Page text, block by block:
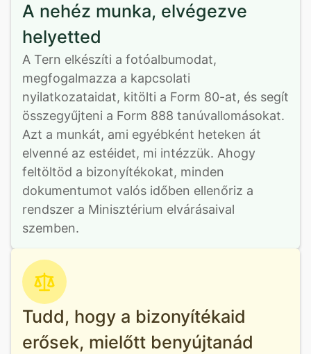
A nehéz munka, elvégezve
helyetted
A Tern elkészíti a fotóalbumodat,
megfogalmazza a kapcsolati
nyilatkozataidat, kitölti a Form 80-at, és segít
összegyűjteni a Form 888 tanúvallomásokat.
Azt a munkát, ami egyébként heteken át
elvenné az estéidet, mi intézzük. Ahogy
feltöltöd a bizonyítékokat, minden
dokumentumot valós időben ellenőriz a
rendszer a Minisztérium elvárásaival
szemben.
Tudd, hogy a bizonyítékaid
erősek, mielőtt benyújtanád